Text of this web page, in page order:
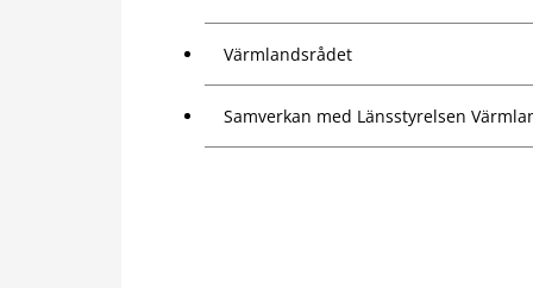
Värmlandsrådet
Samverkan med Länsstyrelsen